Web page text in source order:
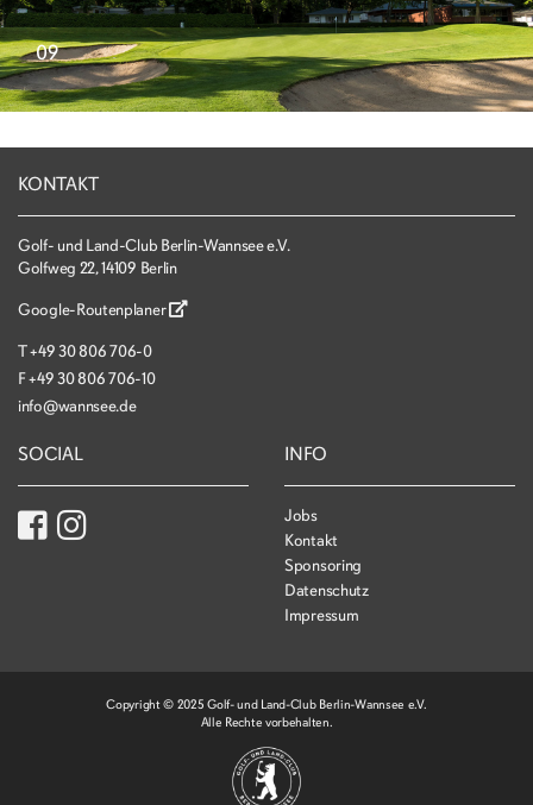
09
KONTAKT
Golf- und Land-Club Berlin-Wannsee e.V.
Golfweg 22, 14109 Berlin
Google-Routenplaner
T+49 30 806 706-0
F+49 30 806 706-10
info@wannsee.de
SOCIAL INFO
Jobs
Kontakt
Sponsoring
Datenschutz
Impressum
Copyright © 2025 Golf- und Land-Club Berlin-Wannsee e.V.
Alle Rechte vorbehalten.